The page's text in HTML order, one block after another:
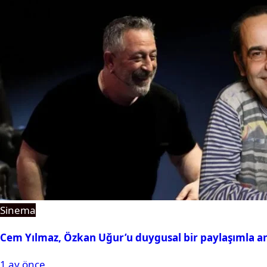
Sinema
Cem Yılmaz, Özkan Uğur’u duygusal bir paylaşımla